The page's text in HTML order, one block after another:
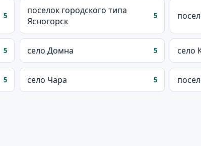
5
поселок городского типа
Ясногорск
5
5 село Домна 5 село
5 село Чара 5